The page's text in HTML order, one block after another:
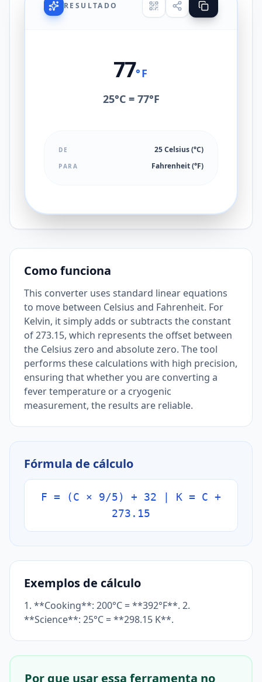
RESULTADO
77°F
25°C = 77°F
DE 25 Celsius (°C)
PARA Fahrenheit (°F)
Como funciona
This converter uses standard linear equations
to move between Celsius and Fahrenheit. For
Kelvin, it simply adds or subtracts the constant
of 273.15, which represents the offset between
the Celsius zero and absolute zero. The tool
performs these calculations with high precision,
ensuring that whether you are converting a
fever temperature or a cryogenic
measurement, the results are reliable.
Fórmula de cálculo
F = (C × 9/5) + 32 | K = C +
273.15
Exemplos de cálculo
1. **Cooking**: 200°C = **392°F**. 2.
**Science**: 25°C = **298.15 K**.
Por que usar essa ferramenta no